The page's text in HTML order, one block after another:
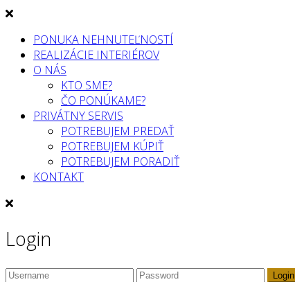
PONUKA NEHNUTEĽNOSTÍ
REALIZÁCIE INTERIÉROV
O NÁS
KTO SME?
ČO PONÚKAME?
PRIVÁTNY SERVIS
POTREBUJEM PREDAŤ
POTREBUJEM KÚPIŤ
POTREBUJEM PORADIŤ
KONTAKT
Login
Login